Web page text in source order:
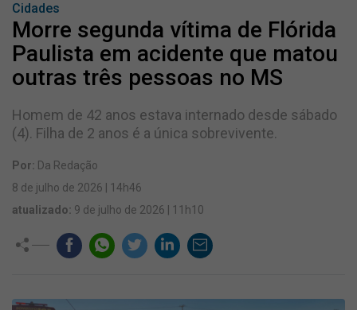
Cidades
Morre segunda vítima de Flórida
Paulista em acidente que matou
outras três pessoas no MS
Homem de 42 anos estava internado desde sábado
(4). Filha de 2 anos é a única sobrevivente.
Por: Da Redação
8 de julho de 2026 | 14h46
atualizado: 9 de julho de 2026 | 11h10